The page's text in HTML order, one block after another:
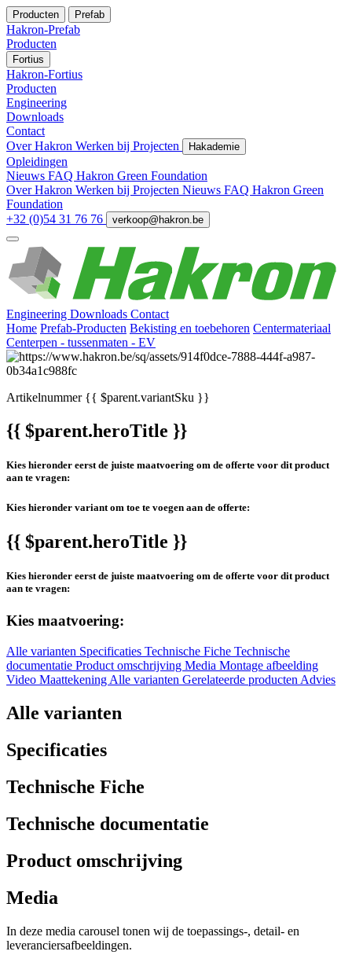
Producten Prefab
Hakron-Prefab
Producten
Fortius
Hakron-Fortius
Producten
Engineering
Downloads
Contact
Over Hakron Werken bij Projecten Hakademie
Opleidingen
Nieuws FAQ Hakron Green Foundation
Over Hakron Werken bij Projecten Nieuws FAQ Hakron Green
Foundation
+32 (0)54 31 76 76
verkoop@hakron.be
Engineering Downloads Contact
Home Prefab-Producten Bekisting en toebehoren Centermateriaal
Centerpen - tussenmaten - EV
Artikelnummer{{ $parent.variantSku }}
{{ $parent.heroTitle }}
Kies hieronder eerst de juiste maatvoering om de offerte voor dit product
aan te vragen:
Kies hieronder variant om toe te voegen aan de offerte:
{{ $parent.heroTitle }}
Kies hieronder eerst de juiste maatvoering om de offerte voor dit product
aan te vragen:
Kies maatvoering:
Alle varianten Specificaties Technische Fiche Technische
documentatie Product omschrijving Media Montage afbeelding
Video Maattekening Alle varianten Gerelateerde producten Advies
Alle varianten
Specificaties
Technische Fiche
Technische documentatie
Product omschrijving
Media
In deze media carousel tonen wij de toepassings-, detail- en
leveranciersafbeeldingen.